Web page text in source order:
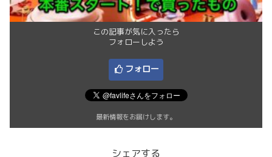
この記事が気に入ったら
フォローしよう
フォロー
最新情報をお届けします。
シェアする